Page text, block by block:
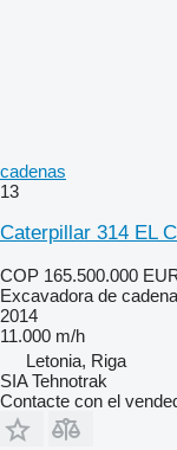
cadenas
13
Caterpillar 314 EL
COP 165.500.000
Excavadora de
2014
11.000 m/h
Letonia, Riga
SIA Tehnotrak
Contacte con el